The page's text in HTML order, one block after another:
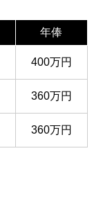
年俸
400万円
360万円
360万円